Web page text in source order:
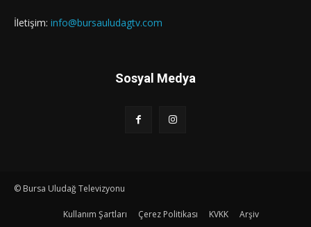
İletişim: info@bursauludagtv.com
Sosyal Medya
© Bursa Uludağ Televizyonu
Kullanım Şartları Çerez Politikası KVKK Arşiv